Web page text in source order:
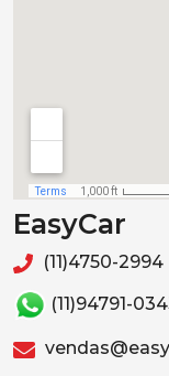
EasyCar
(11)4750-2994
(11)94791-